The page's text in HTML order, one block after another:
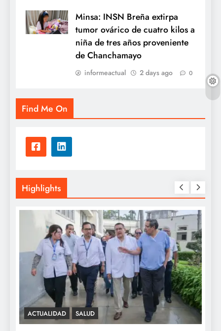
Minsa: INSN Breña extirpa
tumor ovárico de cuatro kilos a
niña de tres años proveniente
de Chanchamayo
informeactual 2 days ago 0
Find Me On
Highlights
ACTUALIDAD SALUD